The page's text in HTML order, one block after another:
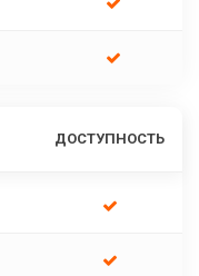
ДОСТУПНОСТЬ